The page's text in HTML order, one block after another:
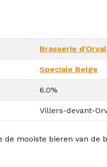
Brasserie d'Orval
Speciale Belge
6.0%
Villers-devant-
de mooiste bieren van de